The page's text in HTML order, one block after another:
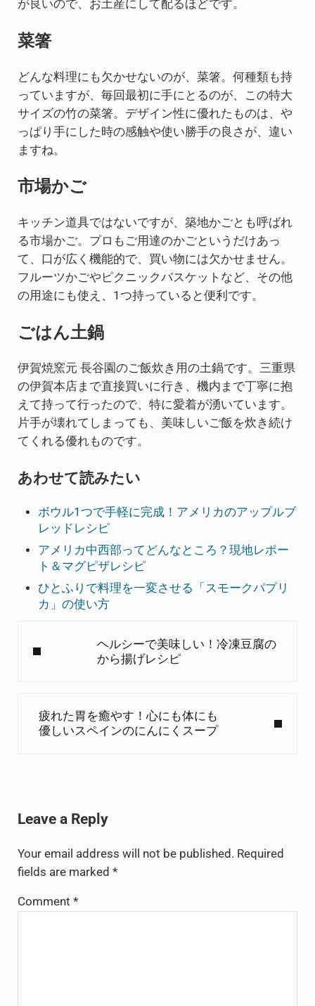
が良いので、お土産にして配るほどです。
菜箸
どんな料理にも欠かせないのが、菜箸。何種類も持
っていますが、毎回最初に手にとるのが、この特大
サイズの竹の菜箸。デザイン性に優れたものは、や
っぱり手にした時の感触や使い勝手の良さが、違い
ますね。
市場かご
キッチン道具ではないですが、築地かごとも呼ばれ
る市場かご。プロもご用達のかごというだけあっ
て、口が広く機能的で、買い物には欠かせません。
フルーツかごやピクニックバスケットなど、その他
の用途にも使え、1つ持っていると便利です。
ごはん土鍋
伊賀焼窯元 長谷園のご飯炊き用の土鍋です。三重県
の伊賀本店まで直接買いに行き、機内まで丁寧に抱
えて持って行ったので、特に愛着が湧いています。
片手が壊れてしまっても、美味しいご飯を炊き続け
てくれる優れものです。
あわせて読みたい
ボウル1つで手軽に完成！アメリカのアップルブ
レッドレシピ
アメリカ中西部ってどんなところ？現地レポー
ト＆マグピザレシピ
ひとふりで料理を一変させる「スモークパプリ
カ」の使い方
ヘルシーで美味しい！冷凍豆腐の
から揚げレシピ
疲れた胃を癒やす！心にも体にも
優しいスペインのにんにくスープ
Leave a Reply
Your email address will not be published. Required
fields are marked *
Comment *